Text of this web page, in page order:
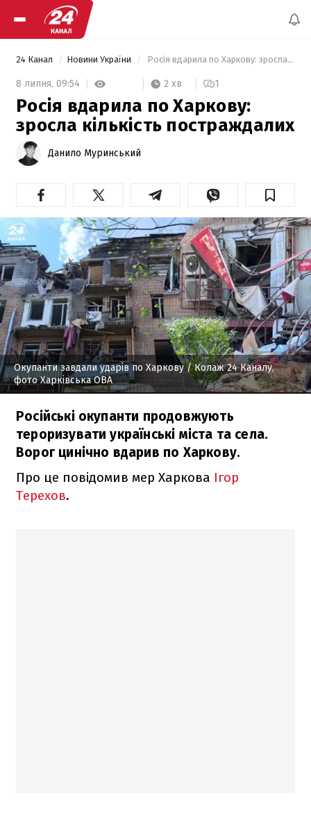
24 Канал Новини України Росія вдарила по Харкову: зросла кількість постраждалих
8 липня, 09:54 2 хв 1
Росія вдарила по Харкову:
зросла кількість постраждалих
Данило Муринський
Окупанти завдали ударів по Харкову/ Колаж 24 Каналу,
фото Харківська ОВА
Російські окупанти продовжують
тероризувати українські міста та села.
Ворог цинічно вдарив по Харкову.
Про це повідомив мер Харкова Ігор
Терехов.